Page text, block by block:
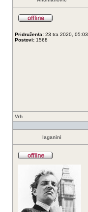
Pridružen/a: 23 tra 2020, 05:03
Postovi: 1568
Vrh
laganini